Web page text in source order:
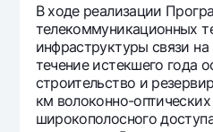
В ходе реализации
телекоммуникационных
инфраструктуры связи
течение истекшего года
строительство и
км волоконно-
широкополосного